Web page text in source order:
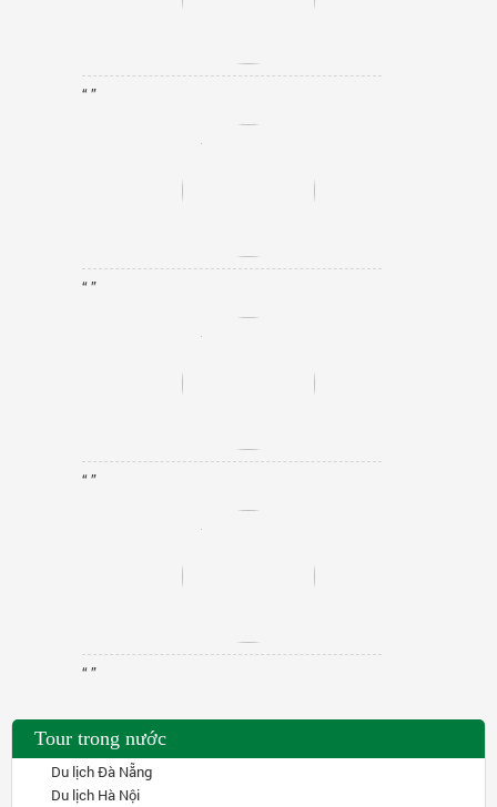
“ ”
“ ”
“ ”
“ ”
Tour trong nước
Du lịch Đà Nẵng
Du lịch Hà Nội